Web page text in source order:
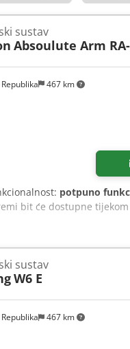
467 km
sustav
Absoulute Arm
potpuno
bit će dostupne
467 km
sustav
W6 E